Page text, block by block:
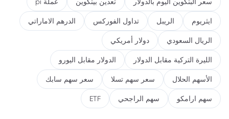
ايثريوم الريبل تداول الفوركس الدرهم الاماراتي
الريال السعودي دولار أمريكي
الليرة التركية مقابل الدولار الدولار مقابل اليورو
الأسهم الحلال سعر سهم تسلا سعر سهم سابك
سهم ارامكو سهم الراجحي ETF